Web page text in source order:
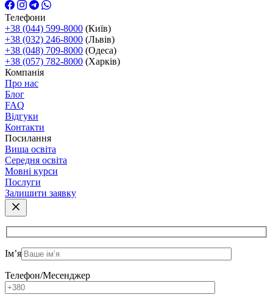
Телефони
+38 (044) 599-8000 (Київ)
+38 (032) 246-8000 (Львів)
+38 (048) 709-8000 (Одеса)
+38 (057) 782-8000 (Харків)
Компанія
Про нас
Блог
FAQ
Відгуки
Контакти
Посилання
Вища освіта
Середня освіта
Мовні курси
Послуги
Залишити заявку
Ім’я
Телефон/Месенджер